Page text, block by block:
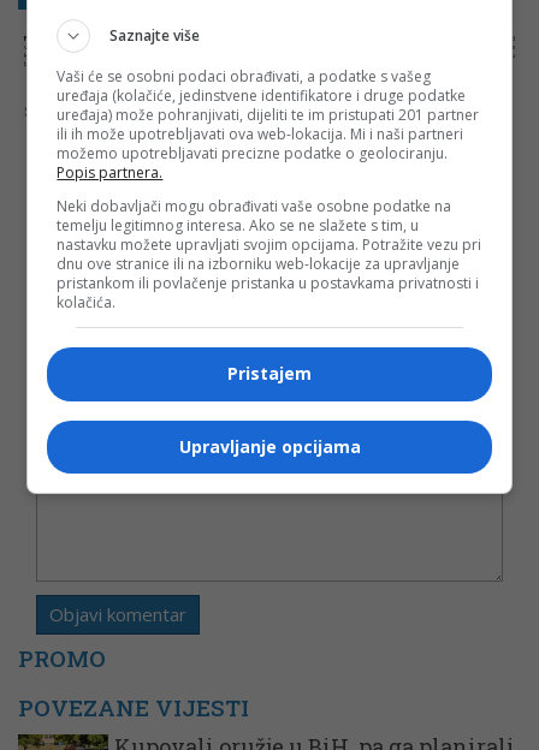
NAPOMENA:
Komentari odražavaju stavove njihovih autora, a ne nužno i stavove internet portala Banjaluka.com. Molimo korisnike da se suzdrže od
vrijeđanja, psovanja i vulgarnog izražavanja. Portal Banjaluka.com zadržava pravo da obriše komentar bez najave i objašnjenja. Zbog velikog broja
komentara Banjaluka.com nije dužan obrisati sve komentare koji krše pravila. Kao čitalac takođe prihvatate mogućnost da među komentarima mogu
biti pronađeni sadržaji koji mogu biti u suprotnosti sa vašim vjerskim, moralnim i drugim načelima i uvjerenjima.
Šta mislite o ovoj temi?
Vaša e-mail adresa neće biti objavljena. Sva polja su
obavezna!
Ime*
Email*
Komentar
PROMO
POVEZANE VIJESTI
Saznajte više
Vaši će se osobni podaci obrađivati, a podatke s vašeg
uređaja (kolačiće, jedinstvene identifikatore i druge podatke
uređaja) može pohranjivati, dijeliti te im pristupati 201 partner
ili ih može upotrebljavati ova web-lokacija. Mi i naši partneri
možemo upotrebljavati precizne podatke o geolociranju.
Popis partnera.
Neki dobavljači mogu obrađivati vaše osobne podatke na
temelju legitimnog interesa. Ako se ne slažete s tim, u
nastavku možete upravljati svojim opcijama. Potražite vezu pri
dnu ove stranice ili na izborniku web-lokacije za upravljanje
pristankom ili povlačenje pristanka u postavkama privatnosti i
kolačića.
Pristajem
Upravljanje opcijama